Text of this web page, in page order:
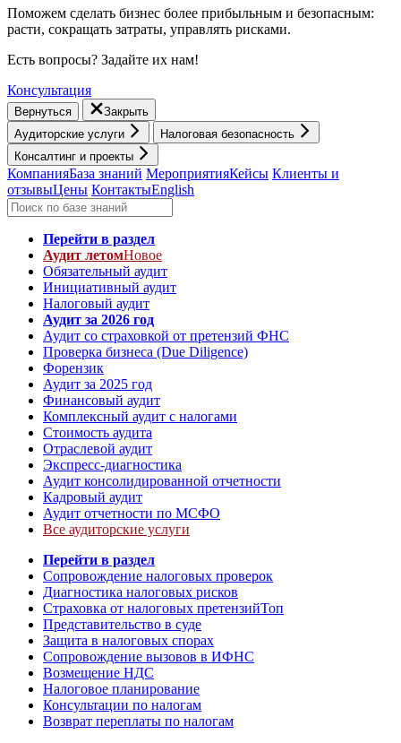
Поможем сделать бизнес более прибыльным и безопасным:
расти, cокращать затраты, управлять рисками.
Есть вопросы? Задайте их нам!
Консультация
Вернуться
Закрыть
Аудиторские услуги
Налоговая безопасность
Консалтинг и проекты
КомпанияБаза знаний МероприятияКейсы Клиенты и
отзывыЦены КонтактыEnglish
Перейти в раздел
Аудит летомНовое
Обязательный аудит
Инициативный аудит
Налоговый аудит
Аудит за 2026 год
Аудит со страховкой от претензий ФНС
Проверка бизнеса (Due Diligence)
Форензик
Аудит за 2025 год
Финансовый аудит
Комплексный аудит с налогами
Стоимость аудита
Отраслевой аудит
Экспресс-диагностика
Аудит консолидированной отчетности
Кадровый аудит
Аудит отчетности по МСФО
Все аудиторские услуги
Перейти в раздел
Сопровождение налоговых проверок
Диагностика налоговых рисков
Страховка от налоговых претензийТоп
Представительство в суде
Защита в налоговых спорах
Сопровождение вызовов в ИФНС
Возмещение НДС
Налоговое планирование
Консультации по налогам
Возврат переплаты по налогам